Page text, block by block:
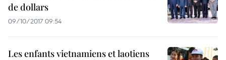
de dollars
09/10/2017 09:54
Les enfants vietnamiens et laotiens